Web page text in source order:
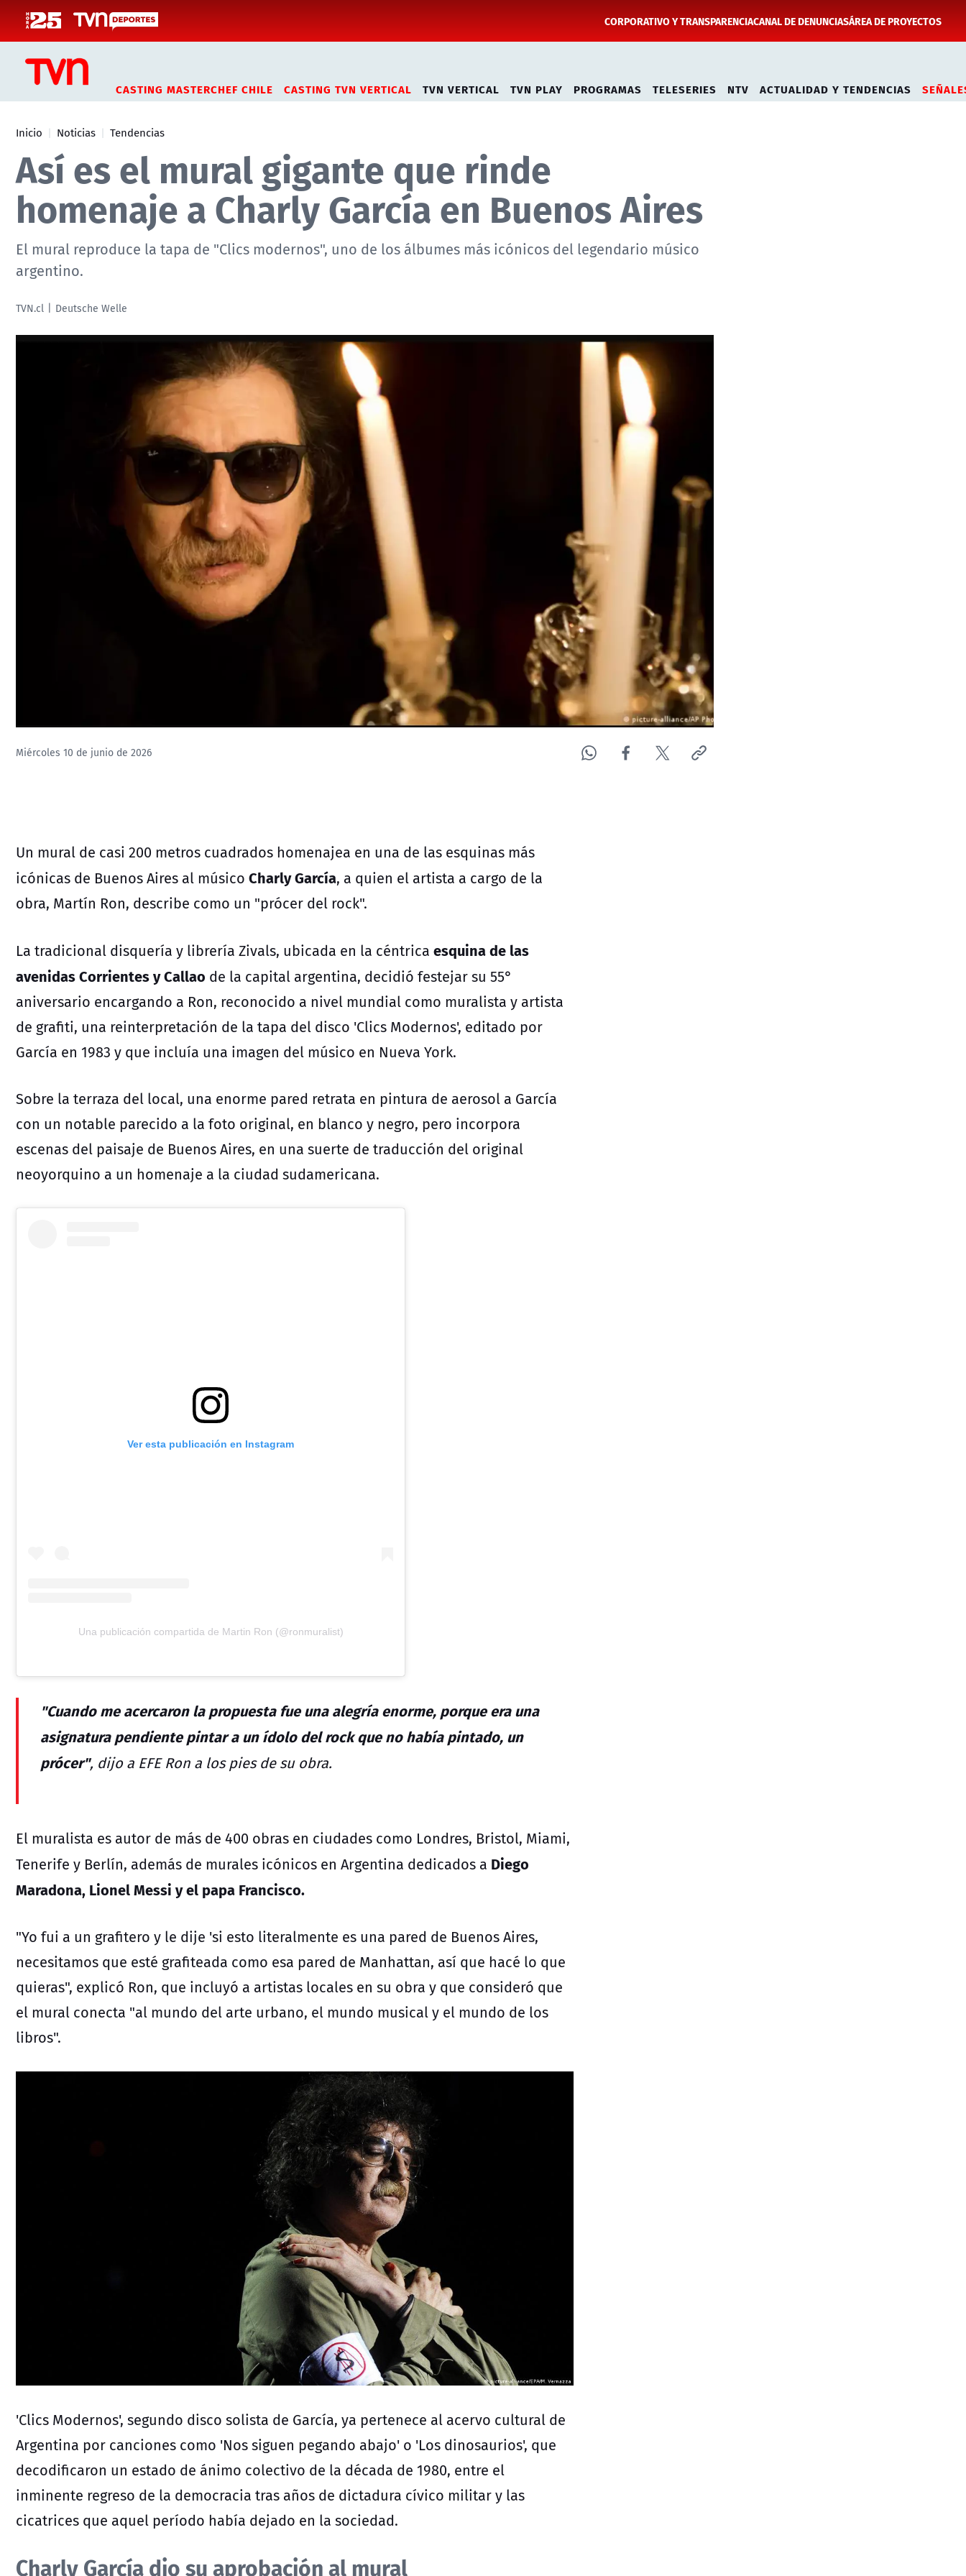
CORPORATIVO Y TRANSPARENCIACANAL DE DENUNCIASÁREA DE PROYECTOS
CASTING MASTERCHEF CHILE CASTING TVN VERTICAL TVN VERTICAL TVN PLAY PROGRAMAS TELESERIES NTV ACTUALIDAD Y TENDENCIAS
Inicio Noticias Tendencias
Así es el mural gigante que rinde
homenaje a Charly García en Buenos Aires
El mural reproduce la tapa de "Clics modernos", uno de los álbumes más icónicos del legendario músico
argentino.
TVN.cl Deutsche Welle
Miércoles 10 de junio de 2026
Un mural de casi 200 metros cuadrados homenajea en una de las esquinas más
icónicas de Buenos Aires al músico Charly García, a quien el artista a cargo de la
obra, Martín Ron, describe como un "prócer del rock".
La tradicional disquería y librería Zivals, ubicada en la céntrica esquina de las
avenidas Corrientes y Callao de la capital argentina, decidió festejar su 55°
aniversario encargando a Ron, reconocido a nivel mundial como muralista y artista
de grafiti, una reinterpretación de la tapa del disco 'Clics Modernos', editado por
García en 1983 y que incluía una imagen del músico en Nueva York.
Sobre la terraza del local, una enorme pared retrata en pintura de aerosol a García
con un notable parecido a la foto original, en blanco y negro, pero incorpora
escenas del paisaje de Buenos Aires, en una suerte de traducción del original
neoyorquino a un homenaje a la ciudad sudamericana.
Ver esta publicación en Instagram
Una publicación compartida de Martin Ron (@ronmuralist)
"Cuando me acercaron la propuesta fue una alegría enorme, porque era una
asignatura pendiente pintar a un ídolo del rock que no había pintado, un
prócer", dijo a EFE Ron a los pies de su obra.
El muralista es autor de más de 400 obras en ciudades como Londres, Bristol, Miami,
Tenerife y Berlín, además de murales icónicos en Argentina dedicados a Diego
Maradona, Lionel Messi y el papa Francisco.
"Yo fui a un grafitero y le dije 'si esto literalmente es una pared de Buenos Aires,
necesitamos que esté grafiteada como esa pared de Manhattan, así que hacé lo que
quieras", explicó Ron, que incluyó a artistas locales en su obra y que consideró que
el mural conecta "al mundo del arte urbano, el mundo musical y el mundo de los
libros".
'Clics Modernos', segundo disco solista de García, ya pertenece al acervo cultural de
Argentina por canciones como 'Nos siguen pegando abajo' o 'Los dinosaurios', que
decodificaron un estado de ánimo colectivo de la década de 1980, entre el
inminente regreso de la democracia tras años de dictadura cívico militar y las
cicatrices que aquel período había dejado en la sociedad.
Charly García dio su aprobación al mural